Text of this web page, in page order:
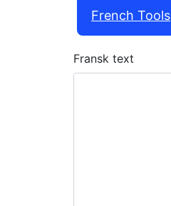
French Tools
Fransk text